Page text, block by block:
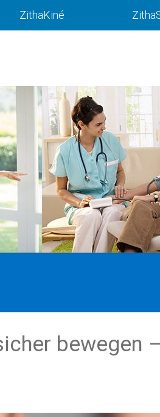
ZithaKiné
bewegen